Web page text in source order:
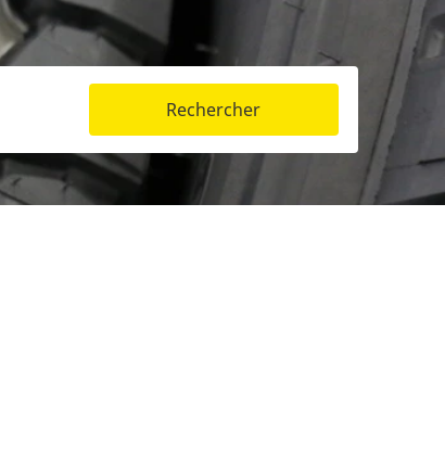
Mines & Carrières
Métro
Auto & SUV
Moto & scooter
Rechercher